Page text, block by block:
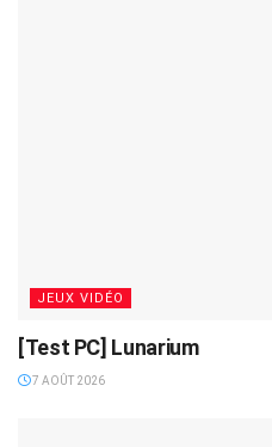
JEUX VIDÉO
[Test PC] Lunarium
7 AOÛT 2026